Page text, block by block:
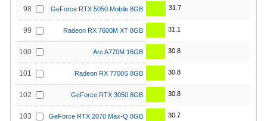
98 GeForce RTX 5050 Mobile 8GB 31.7
99 Radeon RX 7600M XT 8GB 31.1
100 Arc A770M 16GB 30.8
101 Radeon RX 7700S 8GB 30.8
102 GeForce RTX 3050 8GB 30.8
103 GeForce RTX 2070 Max-Q 8GB 30.7